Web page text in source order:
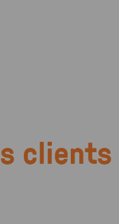
clients